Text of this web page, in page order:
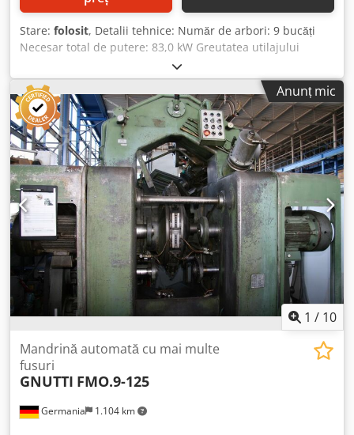
Stare: folosit, Detalii tehnice: Număr de arbori: 9 bucăți
Necesar total de putere: 83,0 kW Greutatea utilajului
aprox.: 17,0 t Dcedpfxju Idvko Agtok TRANSFER AUTOMAT
cu 9 axe de găurire și frezare - pe dreapta: 3 axe de
găurire și frezare, 9 trepte, acționate mecanic, fixe și pe
stânga: 3 axe de găurire și frezare, 9 trepte, acționate
mecanic, fixe, precum și radial: 3 axe de găurire și frezare
cu 9 trepte, acționate mecanic, fixe în interiorul
diametrului.
Anunț mic
1 / 10
Germania 1.104 km
Mandrină automată cu mai multe
fusuri
GNUTTI FMO.9-125